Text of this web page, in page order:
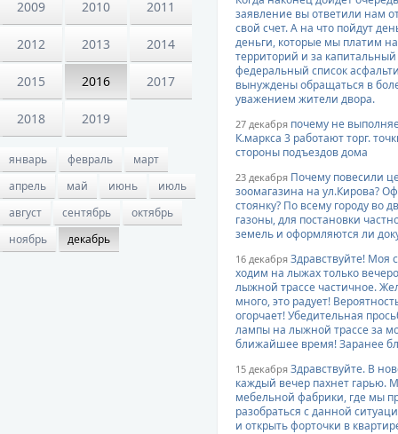
2009 2010 2011
2012 2013 2014
2015 2016 2017
2018 2019
январь февраль
март
апрель
май июнь
июль
август
сентябрь
октябрь
ноябрь
декабрь
заявление вы ответили нам
свой счет. А на что пойдут
деньги, которые мы платим
территорий и за
федеральный список
вынуждены обращаться в
уважением жители двора.
27 декабря почему не
К.маркса 3 работают торг.
стороны подъездов дома
23 декабря Почему повесили
зоомагазина на ул.Кирова?
стоянку? По всему городу во
газоны, для постановки
земель и оформляются ли
16 декабря Здравствуйте! Моя
ходим на лыжах только
лыжной трассе частичное.
много, это радует!
огорчает! Убедительная
лампы на лыжной трассе за
ближайшее время! Заранее
15 декабря Здравствуйте. В
каждый вечер пахнет гарью.
мебельной фабрики, где мы
разобраться с данной
и открыть форточки в